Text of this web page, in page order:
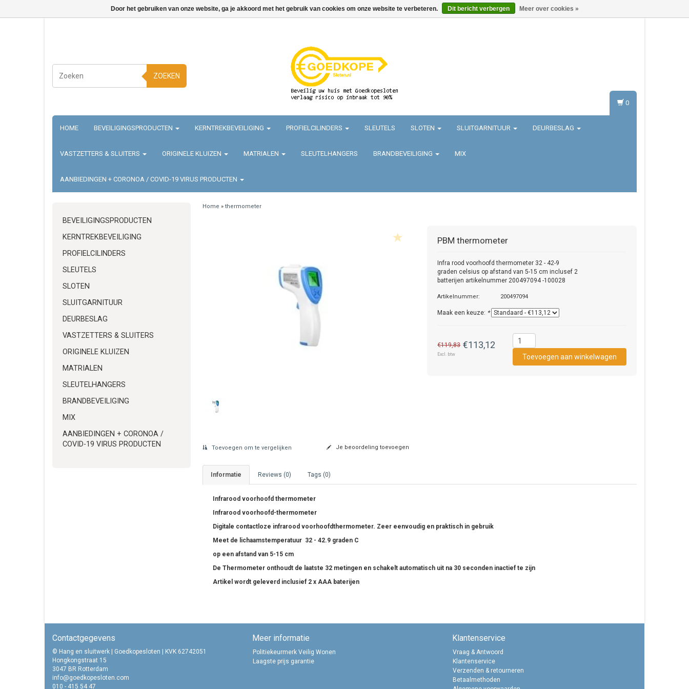
ZOEKEN
HOME BEVEILIGINGSPRODUCTEN KERNTREKBEVEILIGING PROFIELCILINDERS SLEUTELS SLOTEN SLUITGARNITUUR DEURBESLAG
VASTZETTERS & SLUITERS ORIGINELE KLUIZEN MATRIALEN SLEUTELHANGERS BRANDBEVEILIGING MIX
AANBIEDINGEN + CORONOA / COVID-19 VIRUS PRODUCTEN
0
BEVEILIGINGSPRODUCTEN
KERNTREKBEVEILIGING
PROFIELCILINDERS
SLEUTELS
SLOTEN
SLUITGARNITUUR
DEURBESLAG
VASTZETTERS & SLUITERS
ORIGINELE KLUIZEN
MATRIALEN
SLEUTELHANGERS
BRANDBEVEILIGING
MIX
AANBIEDINGEN + CORONOA /
COVID-19 VIRUS PRODUCTEN
Home » thermometer
PBM thermometer
Infra rood voorhoofd thermometer 32 - 42-9
graden celsius op afstand van 5-15 cm inclusef 2
batterijen artikelnummer 200497094 -100028
Artikelnummer: 200497094
Maak een keuze: *
€119,83 €113,12
Excl. btw
Toevoegen om te vergelijken Je beoordeling toevoegen
Informatie Reviews (0) Tags (0)
Infrarood voorhoofd thermometer
Infrarood voorhoofd-thermometer
Digitale contactloze infrarood voorhoofdthermometer. Zeer eenvoudig en praktisch in gebruik
Meet de lichaamstemperatuur 32 - 42.9 graden C
op een afstand van 5-15 cm
De Thermometer onthoudt de laatste 32 metingen en schakelt automatisch uit na 30 seconden inactief te zijn
Artikel wordt geleverd inclusief 2 x AAA baterijen
Contactgegevens
© Hang en sluitwerk | Goedkopesloten | KVK 62742051
Hongkongstraat 15
3047 BR Rotterdam
info@goedkopesloten.com
010 - 415 54 47
Meer informatie
Politiekeurmerk Veilig Wonen
Laagste prijs garantie
Klantenservice
Vraag & Antwoord
Klantenservice
Verzenden & retourneren
Betaalmethoden
Door het gebruiken van onze website, ga je akkoord met het gebruik van cookies om onze website te verbeteren. Dit bericht verbergen Meer over cookies »